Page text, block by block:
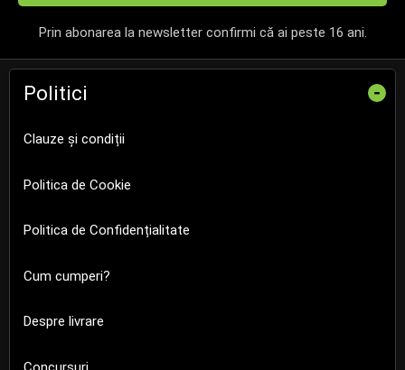
Prin abonarea la newsletter confirmi că ai peste 16 ani.
Politici -
Clauze și condiții
Politica de Cookie
Politica de Confidențialitate
Cum cumperi?
Despre livrare